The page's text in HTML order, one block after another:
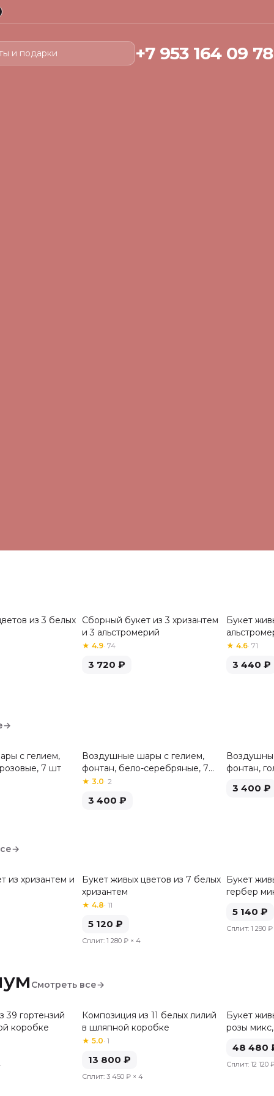
и подарки +7 953 164 09 78
из 3 белых Хит
Сборный букет из 3 хризантем
и 3 альстромерий
★ 4.9· 74
3 720 ₽
Хит
Букет
★ 4.6· 71
3 440 ₽
→
с гелием,
7 шт
Воздушные шары с гелием,
фонтан, бело-серебряные, 7
шт
★ 3.0· 2
3 400 ₽
фонтан,
3 400 ₽
→
из хризантем и
Букет живых цветов из 7 белых
хризантем
★ 4.8· 11
5 120 ₽
Сплит: 1 280 ₽ × 4
Букет
гербер
5 140 ₽
Сплит: 1 290 ₽
Смотреть все→
39 гортензий
коробке
Композиция из 11 белых лилий
в шляпной коробке
★ 5.0· 1
13 800 ₽
Сплит: 3 450 ₽ × 4
Букет
розы
48 480
Сплит: 12 120